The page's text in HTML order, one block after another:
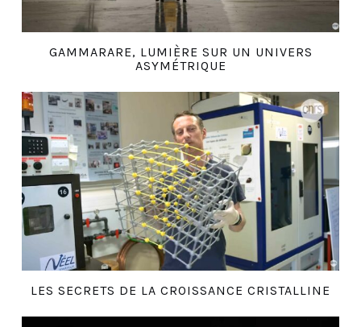
GAMMARARE, LUMIÈRE SUR UN UNIVERS
ASYMÉTRIQUE
LES SECRETS DE LA CROISSANCE CRISTALLINE